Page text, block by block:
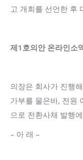
고 개회를 선언한 후
제1 호의안 온라인소
의장은 회사가 진행
가부를 물은바, 전원
으로 전환사채 발행
– 아 래 –